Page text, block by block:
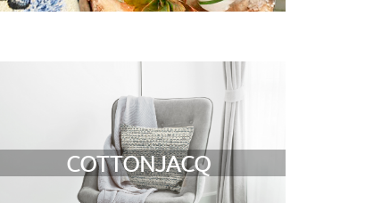
COTTONJACQ